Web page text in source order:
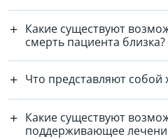
Какие существуют
смерть пациента близка?
Что представляют
Какие существуют
поддерживающее